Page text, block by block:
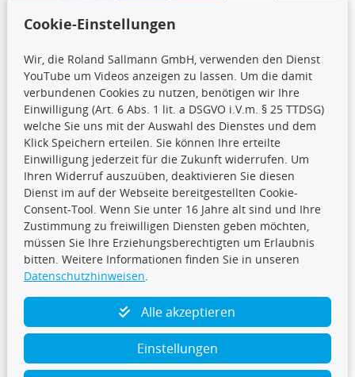
CARAT Gruppe
Folge uns
TecDoc Inside
Cookie-Einstellungen
Wir, die Roland Sallmann GmbH, verwenden den Dienst
YouTube um Videos anzeigen zu lassen. Um die damit
verbundenen Cookies zu nutzen, benötigen wir Ihre
Einwilligung (Art. 6 Abs. 1 lit. a DSGVO i.V.m. § 25 TTDSG)
welche Sie uns mit der Auswahl des Dienstes und dem
Klick Speichern erteilen. Sie können Ihre erteilte
Einwilligung jederzeit für die Zukunft widerrufen. Um
Ihren Widerruf auszuüben, deaktivieren Sie diesen
Dienst im auf der Webseite bereitgestellten Cookie-
Consent-Tool. Wenn Sie unter 16 Jahre alt sind und Ihre
Zustimmung zu freiwilligen Diensten geben möchten,
müssen Sie Ihre Erziehungsberechtigten um Erlaubnis
bitten. Weitere Informationen finden Sie in unseren
Datenschutzhinweisen
Alle akzeptieren
Einstellungen